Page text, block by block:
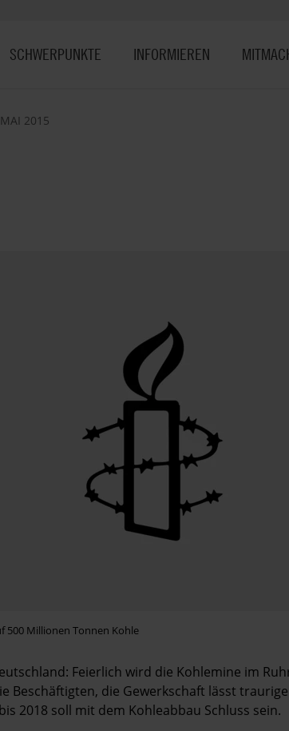
SCHWERPUNKTE INFORMIEREN
2015
500 Millionen Tonnen Kohle
Feierlich wird die Kohlemine im
Beschäftigten, die Gewerkschaft lässt
2018 soll mit dem Kohleabbau Schluss sein.